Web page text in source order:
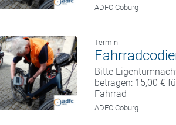
ADFC Coburg
Termin
Bitte
betragen: 15,00 €
Fahrrad
ADFC Coburg